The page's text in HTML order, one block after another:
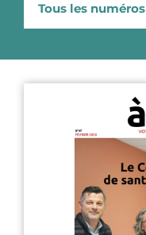
Tous les numéros